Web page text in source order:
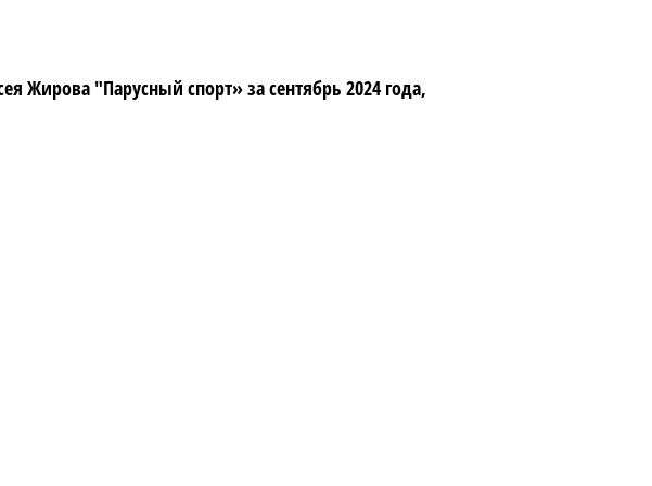
Жирова "Парусный спорт» за сентябрь 2024 года,